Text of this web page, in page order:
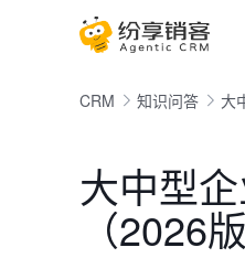
CRM 知识问答 大
大中型
（2026版